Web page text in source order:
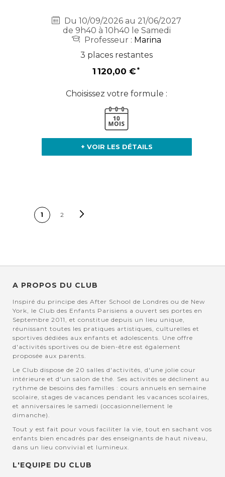
Du 10/09/2026 au 21/06/2027
de 9h40 à 10h40 le Samedi
Professeur : Marina
3 places restantes
1 120,00 €
Choisissez votre formule :
+ VOIR LES DÉTAILS
Vous lisez
1 2
A PROPOS DU CLUB
Inspiré du principe des After School de Londres ou de New
York, le Club des Enfants Parisiens a ouvert ses portes en
Septembre 2011, et constitue depuis un lieu unique,
réunissant toutes les pratiques artistiques, culturelles et
sportives dédiées aux enfants et adolescents. Une offre
d'activités sportives ou de bien-être est également
proposée aux parents.
Le Club dispose de 20 salles d'activités, d'une jolie cour
intérieure et d'un salon de thé. Ses activités se déclinent au
rythme de besoins des familles : cours annuels en semaine
scolaire, stages de vacances pendant les vacances scolaires,
et anniversaires le samedi (occasionnellement le
dimanche).
Tout y est fait pour vous faciliter la vie, tout en sachant vos
enfants bien encadrés par des enseignants de haut niveau,
dans un lieu convivial et lumineux.
L'EQUIPE DU CLUB